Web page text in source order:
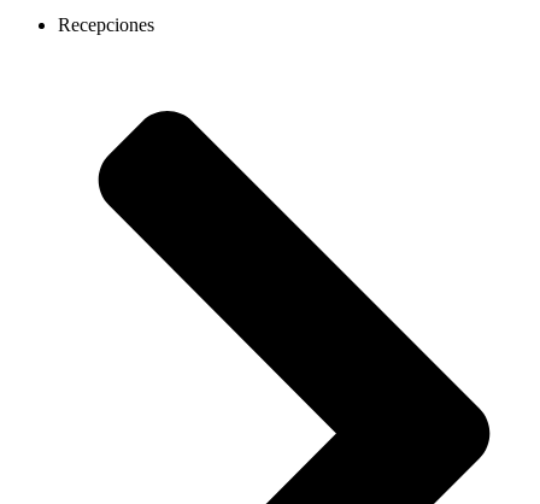
Recepciones